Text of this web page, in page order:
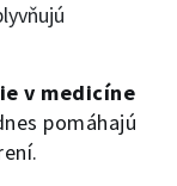
v medicíne
pomáhajú